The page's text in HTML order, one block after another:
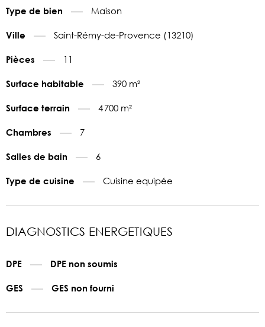
Type de bien Maison
Ville Saint-Rémy-de-Provence (13210)
Pièces 11
Surface habitable 390 m²
Surface terrain 4 700 m²
Chambres 7
Salles de bain 6
Type de cuisine Cuisine equipée
DIAGNOSTICS ENERGETIQUES
DPE DPE non soumis
GES GES non fourni